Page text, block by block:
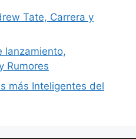
Tate, Carrera y
lanzamiento,
Rumores
más Inteligentes del